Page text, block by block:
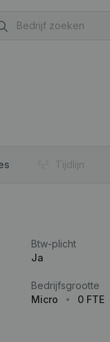
Tijdlijn
Btw-plicht
Ja
Bedrijfsgrootte
Micro
0 FTE